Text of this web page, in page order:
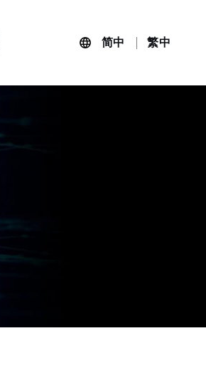
简中 繁中